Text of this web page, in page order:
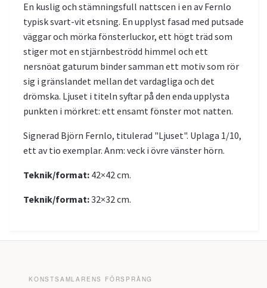
En kuslig och stämningsfull nattscen i en av Fernlo
typisk svart-vit etsning. En upplyst fasad med putsade
väggar och mörka fönsterluckor, ett högt träd som
stiger mot en stjärnbeströdd himmel och ett
nersnöat gaturum binder samman ett motiv som rör
sig i gränslandet mellan det vardagliga och det
drömska. Ljuset i titeln syftar på den enda upplysta
punkten i mörkret: ett ensamt fönster mot natten.
Signerad Björn Fernlo, titulerad "Ljuset". Uplaga 1/10,
ett av tio exemplar. Anm: veck i övre vänster hörn.
Teknik/format: 42×42 cm.
Teknik/format:32×32 cm.
KONSTSAMLARENS FÖRSPRÅNG